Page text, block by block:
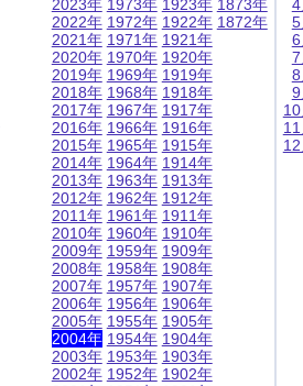
2023年
2022年
2021年
2020年
2019年
2018年
2017年
2016年
2015年
2014年
2013年
2012年
2011年
2010年
2009年
2008年
2007年
2006年
2005年
2004年
2003年
2002年
1973年
1972年
1971年
1970年
1969年
1968年
1967年
1966年
1965年
1964年
1963年
1962年
1961年
1960年
1959年
1958年
1957年
1956年
1955年
1954年
1953年
1952年
1923年
1922年
1921年
1920年
1919年
1918年
1917年
1916年
1915年
1914年
1913年
1912年
1911年
1910年
1909年
1908年
1907年
1906年
1905年
1904年
1903年
1902年
1873年
1872年